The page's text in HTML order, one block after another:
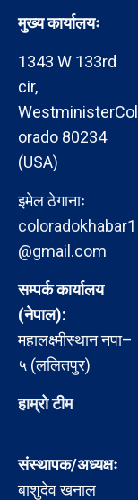
मुख्य कार्यालयः
1343 W 133rd
cir,
WestministerCol
orado 80234
(USA)
इमेल ठेगानाः
coloradokhabar1
@gmail.com
सम्पर्क कार्यालय
(नेपाल):
महालक्ष्मीस्थान नपा–
५ (ललितपुर)
हाम्रो टीम
संस्थापक/अध्यक्षः
बाशुदेव खनाल